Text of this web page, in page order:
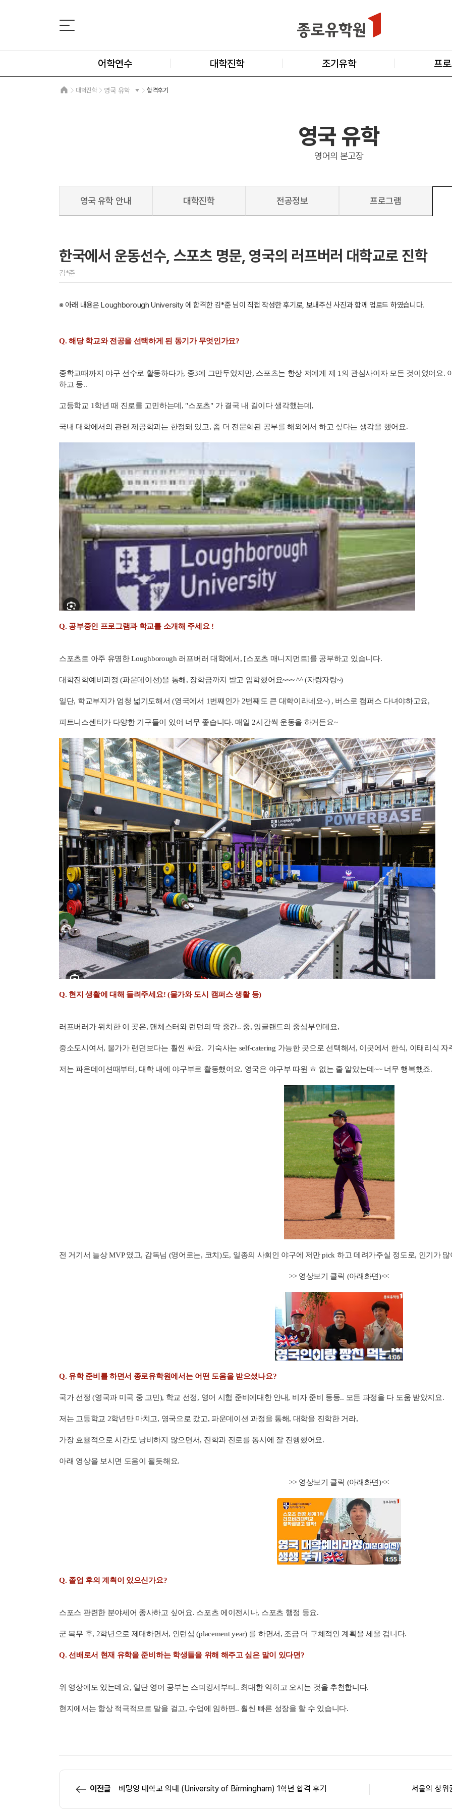
어학연수 대학진학 조기유학 프
대학진학 영국 유학 합격후기
영국 유학
영어의 본고장
영국 유학 안내 대학진학 전공정보 프로그램
한국에서 운동선수, 스포츠 명문, 영국의 러프버러 대학교로 진학
김*준
※ 아래 내용은 Loughborough University 에 합격한 김*준 님이 직접 작성한 후기로, 보내주신 사진과 함께 업로드 하였습니다.
Q. 해당 학교와 전공을 선택하게 된 동기가 무엇인가요?
중학교때까지 야구 선수로 활동하다가, 중3에 그만두었지만, 스포츠는 항상 저에게 제 1의 관심사이자 모든 것이였어요.
하고 등..
고등학교 1학년 때 진로를 고민하는데, "스포츠" 가 결국 내 길이다 생각했는데,
국내 대학에서의 관련 제공학과는 한정돼 있고, 좀 더 전문화된 공부를 해외에서 하고 싶다는 생각을 했어요.
Q. 공부중인 프로그램과 학교를 소개해 주세요 !
스포츠로 아주 유명한 Loughborough 러프버러 대학에서, [스포츠 매니지먼트]를 공부하고 있습니다.
대학진학예비과정 (파운데이션)을 통해, 장학금까지 받고 입학했어요~~~ ^^ (자랑자랑~)
일단, 학교부지가 엄청 넓기도해서 (영국에서 1번째인가 2번째도 큰 대학이라네요~) , 버스로 캠퍼스 다녀야하고요,
피트니스센터가 다양한 기구들이 있어 너무 좋습니다. 매일 2시간씩 운동을 하거든요~
Q. 현지 생활에 대해 들려주세요! (물가와 도시 캠퍼스 생활 등)
러프버러가 위치한 이 곳은, 맨체스터와 런던의 딱 중간.. 중, 잉글랜드의 중심부인데요,
중소도시여서, 물가가 런던보다는 훨씬 싸요. 기숙사는 self-catering 가능한 곳으로 선택해서, 이곳에서 한식, 이태리식
저는 파운데이션때부터, 대학 내에 야구부로 활동했어요. 영국은 야구부 따윈 ㅎ 없는 줄 알았는데~~ 너무 행복했죠.
전 거기서 늘상 MVP 였고, 감독님 (영어로는, 코치)도, 일종의 사회인 야구에 저만 pick 하고 데려가주실 정도로, 인기가
>> 영상보기 클릭 (아래화면)<<
Q. 유학 준비를 하면서 종로유학원에서는 어떤 도움을 받으셨나요?
국가 선정 (영국과 미국 중 고민), 학교 선정, 영어 시험 준비에대한 안내, 비자 준비 등등.. 모든 과정을 다 도움 받았지요.
저는 고등학교 2학년만 마치고, 영국으로 갔고, 파운데이션 과정을 통해, 대학을 진학한 거라,
가장 효율적으로 시간도 낭비하지 않으면서, 진학과 진로를 동시에 잘 진행했어요.
아래 영상을 보시면 도움이 될듯해요.
>> 영상보기 클릭 (아래화면)<<
Q. 졸업 후의 계획이 있으신가요?
스포스 관련한 분야세어 종사하고 싶어요. 스포츠 에이전시나, 스포츠 행정 등요.
군 복무 후, 2학년으로 제대하면서, 인턴십 (placement year) 를 하면서, 조금 더 구체적인 계획을 세울 겁니다.
Q. 선배로서 현재 유학을 준비하는 학생들을 위해 해주고 싶은 말이 있다면?
위 영상에도 있는데요, 일단 영어 공부는 스피킹서부터.. 최대한 익히고 오시는 것을 추천합니다.
현지에서는 항상 적극적으로 말을 걸고, 수업에 임하면.. 훨씬 빠른 성장을 할 수 있습니다.
이전글 버밍엉 대학교 의대 (University of Birmingham) 1학년 합격 후기 서울의 상위